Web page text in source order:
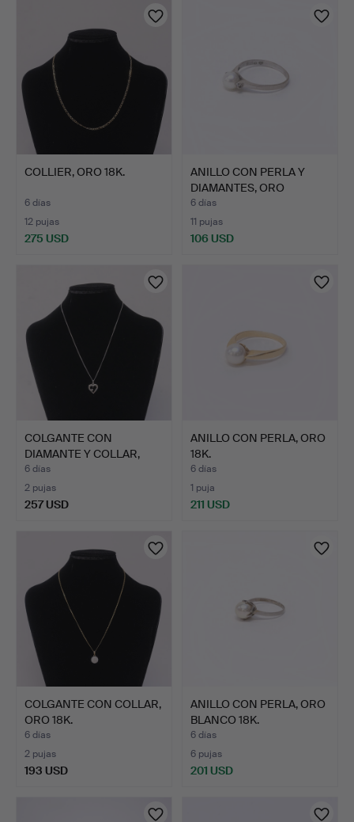
COLLIER, ORO 18K.
6 días
12 pujas
275 USD
ANILLO CON PERLA Y
DIAMANTES, ORO
BLANCO D…
6 días
11 pujas
106 USD
COLGANTE CON
DIAMANTE Y COLLAR,
ORO BLANCO…
6 días
2 pujas
257 USD
ANILLO CON PERLA, ORO
18K.
6 días
1 puja
211 USD
COLGANTE CON COLLAR,
ORO 18K.
6 días
2 pujas
193 USD
ANILLO CON PERLA, ORO
BLANCO 18K.
6 días
6 pujas
201 USD